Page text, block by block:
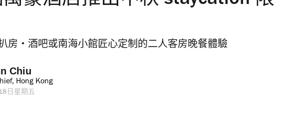
房・酒吧或南海小館匠心定制的二人客房晚餐體驗
Chiu
Hong Kong
日星期五